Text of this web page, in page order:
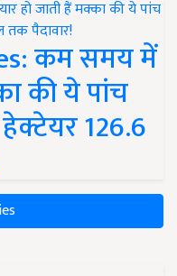
कम समय में
की ये पांच
126.6